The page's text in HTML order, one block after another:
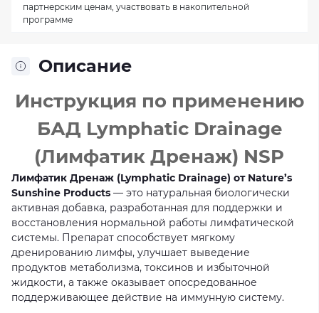
Описание
Инструкция по применению
БАД Lymphatic Drainage
(Лимфатик Дренаж) NSP
Лимфатик Дренаж (Lymphatic Drainage) от Nature’s
Sunshine Products — это натуральная биологически
активная добавка, разработанная для поддержки и
восстановления нормальной работы лимфатической
системы. Препарат способствует мягкому
дренированию лимфы, улучшает выведение
продуктов метаболизма, токсинов и избыточной
жидкости, а также оказывает опосредованное
поддерживающее действие на иммунную систему.
партнерским ценам, участвовать в накопительной
программе